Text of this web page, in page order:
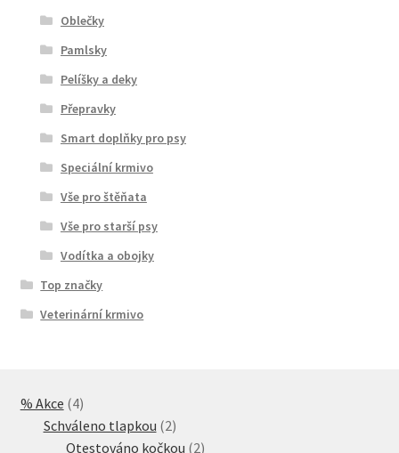
Oblečky
Pamlsky
Pelíšky a deky
Přepravky
Smart doplňky pro psy
Speciální krmivo
Vše pro štěňata
Vše pro starší psy
Vodítka a obojky
Top značky
Veterinární krmivo
% Akce 44
produkty
Schváleno tlapkou 22
produkty
Otestováno kočkou 22